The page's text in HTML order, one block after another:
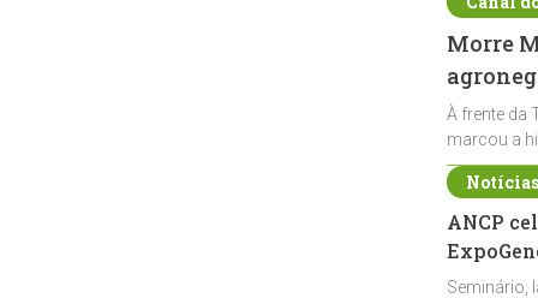
Morre
À frente da
marcou a
ANCP
Seminário,